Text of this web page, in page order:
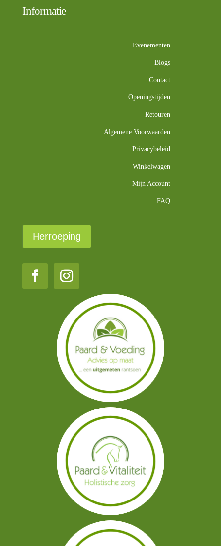
Informatie
Evenementen
Blogs
Contact
Openingstijden
Retouren
Algemene Voorwaarden
Privacybeleid
Winkelwagen
Mijn Account
FAQ
Herroeping